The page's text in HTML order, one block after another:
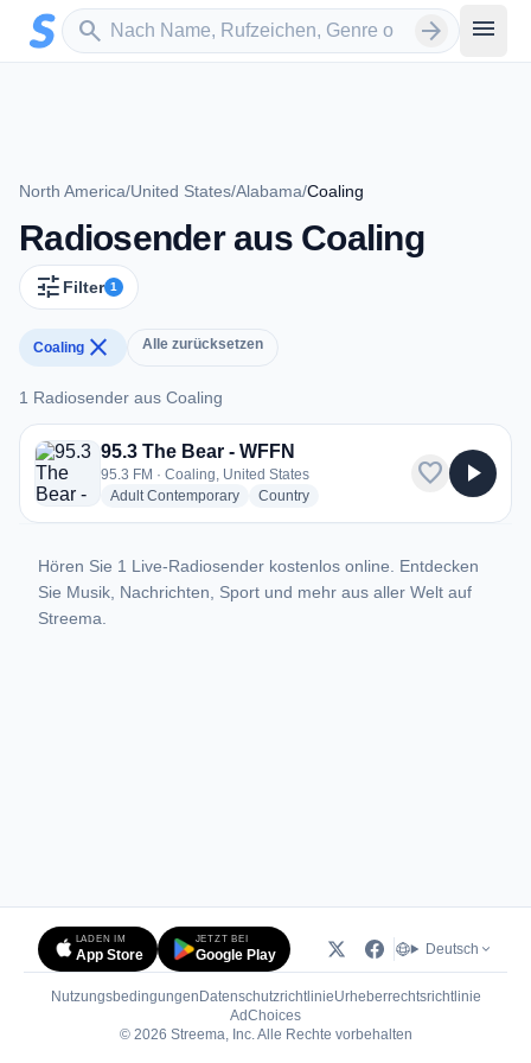
Zum Hauptinhalt springen
search
Sender suchen arrow_forward menu
North America/United States/Alabama/Coaling
Radiosender aus Coaling
tune Filter 1
Coaling close Alle zurücksetzen
1 Radiosender aus Coaling
1 Radiosender aus Coaling
95.3 The Bear - WFFN
95.3 FM · Coaling, United States
Adult Contemporaryradio stations
Countryradio stations
favorite play_arrow
Hören Sie 1 Live-Radiosender kostenlos online. Entdecken
Sie Musik, Nachrichten, Sport und mehr aus aller Welt auf
Streema.
LADEN IM
App Store
JETZT BEI
Google Play Deutsch
Nutzungsbedingungen DatenschutzrichtlinieUrheberrechtsrichtlinie
AdChoices(öffnet in neuem Tab)
© 2026 Streema, Inc. Alle Rechte vorbehalten